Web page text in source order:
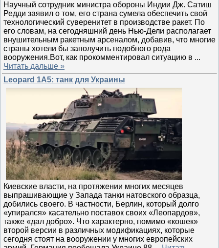
Научный сотрудник министра обороны Индии Дж. Сатиш
Редди заявил о том, его страна сумела обеспечить свой
технологический суверенитет в производстве ракет. По
его словам, на сегодняшний день Нью-Дели располагает
внушительным ракетным арсеналом, добавив, что многие
страны хотели бы заполучить подобного рода
вооружения.Вот, как прокомментировал ситуацию в ...
Читать дальше »
Leopard 1А5: танк для Украины
Киевские власти, на протяжении многих месяцев
выпрашивающие у Запада танки натовского образца,
добились своего. В частности, Берлин, который долго
«упирался» касательно поставок своих «Леопардов»,
также «дал добро». Что характерно, помимо «кошек»
второй версии в различных модификациях, которые
сегодня стоят на вооружении у многих европейских